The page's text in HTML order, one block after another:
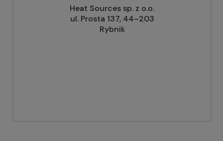
Heat Sources sp. z o.o.
ul. Prosta 137, 44–203
Rybnik